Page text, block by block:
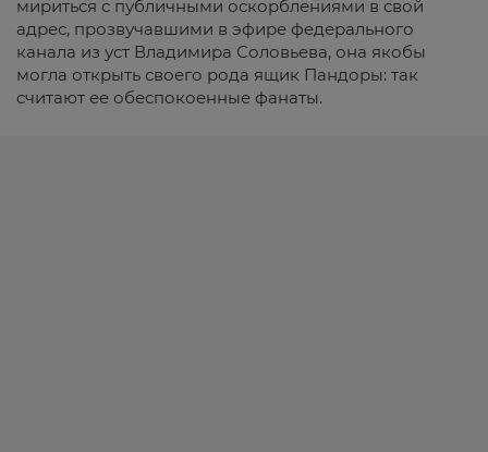
мириться с публичными оскорблениями в свой
адрес, прозвучавшими в эфире федерального
канала из уст Владимира Соловьева, она якобы
могла открыть своего рода ящик Пандоры: так
считают ее обеспокоенные фанаты.